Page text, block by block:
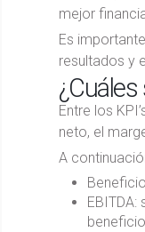
mejor
Es
resultados y
Entre los
neto, el
A